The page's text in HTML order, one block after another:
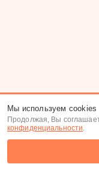
Мы используем cookies
Продолжая, Вы
конфиденциальности.